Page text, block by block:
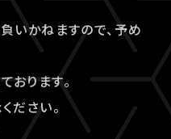
いかねますので、予め
ります。
ださい。